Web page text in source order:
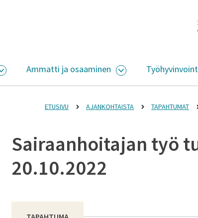
AVAA ALASIVUJEN VALIKKO
Ammatti ja osaaminen
AVAA ALASIVUJEN
ETUSIVU AJANKOHTAISTA TAPAHTUMAT
Sairaanhoitajan työ
20.10.2022